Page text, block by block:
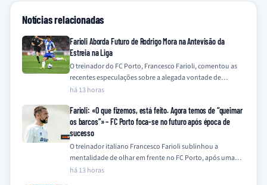
Notícias relacionadas
Farioli Aborda Futuro de Rodrigo Mora na Antevisão da
Estreia na Liga
O treinador do FC Porto, Francesco Farioli, comentou as
recentes especulações sobre a alegada vontade de
Rodrigo Mora em deixar o clube,…
há 13 horas
Farioli: «O que fizemos, está feito. Agora temos de “queimar
os barcos”» – FC Porto foca-se no futuro após época de
sucesso
O treinador italiano Francesco Farioli sublinhou a
mentalidade de olhar em frente no FC Porto, após uma
temporada de 2025/26 coroada com…
há 13 horas